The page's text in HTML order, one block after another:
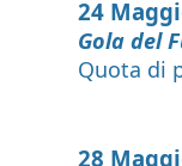
24
Gola del
Quota di
28